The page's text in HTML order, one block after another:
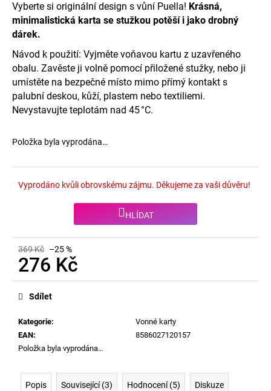
Vyberte si originální design s vůní Puella! Krásná,
minimalistická karta se stužkou potěší i jako drobný
dárek.
Návod k použití: Vyjměte voňavou kartu z uzavřeného
obalu. Zavěste ji volně pomocí přiložené stužky, nebo ji
umístěte na bezpečné místo mimo přímý kontakt s
palubní deskou, kůží, plastem nebo textiliemi.
Nevystavujte teplotám nad 45 °C.
Položka byla vyprodána…
Vyprodáno kvůli obrovskému zájmu. Děkujeme za vaši důvěru!
HLÍDAT
369 Kč –25 %
276 Kč
Měrná
Kategorie:
Vonné karty
EAN:
8586027120157
Položka byla vyprodána…
Sdílet
Popis Související (3) Hodnocení (5) Diskuze